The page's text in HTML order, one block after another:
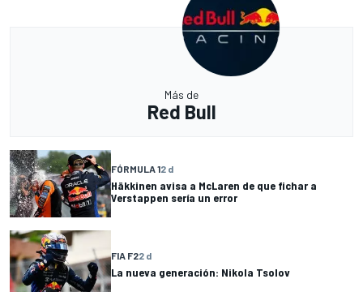
Más de
Red Bull
FÓRMULA 12 d
Häkkinen avisa a McLaren de que fichar a
Verstappen sería un error
FIA F22 d
La nueva generación: Nikola Tsolov